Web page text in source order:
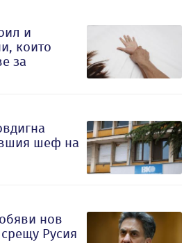
и
които
за
шеф на
нов
Русия